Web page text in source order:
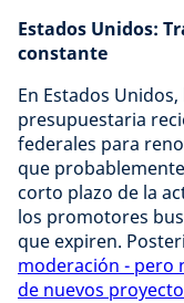
Estados Unidos:
constante
En Estados
presupuestaria
federales para
que
corto plazo de la
los promotores
que expiren.
moderación - pero
de nuevos